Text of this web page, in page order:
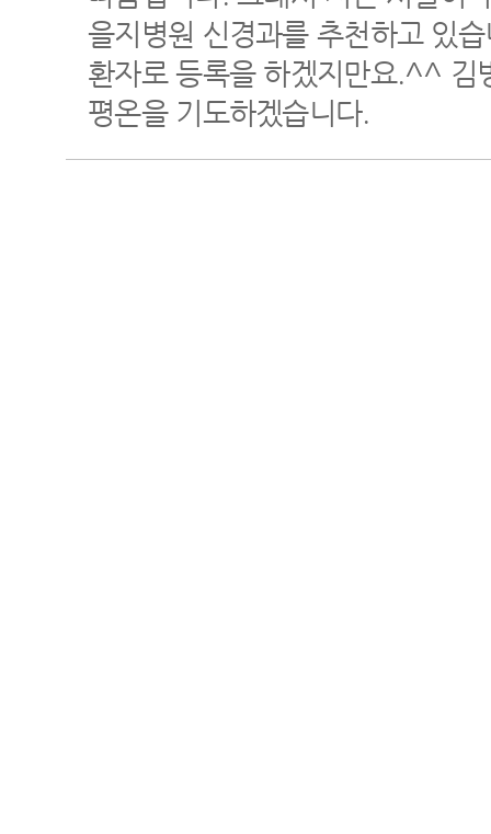
을지병원 신경과를 추천하고 있
환자로 등록을 하겠지만요.^^ 김
평온을 기도하겠습니다.